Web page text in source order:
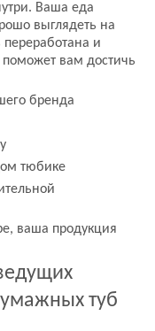
Ваша еда
выглядеть на
и
вам достичь
бренда
тюбике
ваша продукция
туб